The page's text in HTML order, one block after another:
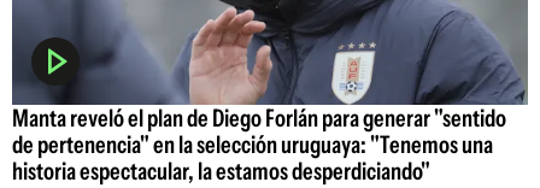
Manta reveló el plan de Diego Forlán para generar "sentido
de pertenencia" en la selección uruguaya: "Tenemos una
historia espectacular, la estamos desperdiciando"